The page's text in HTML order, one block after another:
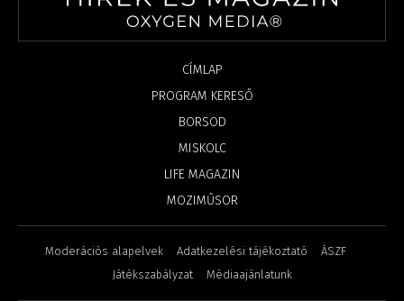
CÍMLAP
PROGRAM KERESŐ
BORSOD
MISKOLC
LIFE MAGAZIN
MOZIMŰSOR
Moderációs alapelvek Adatkezelési tájékoztató
ÁSZF
Játékszabályzat
Médiaajánlatunk